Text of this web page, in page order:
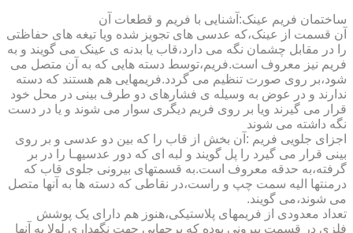
ساختمان فریم عینک:آشنایی با فریم و قطعات آن
آن قسمت از عینک،که عدسی های تجویز شده ویا تیغه های حفاظتی
را در مقابل چشمان نگه می دارد،قاب یا بدنه ی عینک می گویند و به
فریم نیز معروف است.فریم،توسط دسته هایی که به آن متصل می
شود،بر روی صورت تنظیم می گردد.فریمهایی هم هستند که دسته
ندارند و در عوض به وسیله ی فشارهای دو طرف بینی در محل خود
قرار می گیرند ویا بر روی فریم دیگری سوار می شوند و یا در دست
نگه داشته می شوند
اجزای جلویی فریم :آن بخش از قاب را که بین دو عدسی و بر روی
بینی قرار می گیرد را پل گویند و لبه ای که دور عدسیهـا را در بر
گرفته،به حدقه معروف است.به قسمتهای بیرونی جلوی قاب که
درمنتها الیه سمت چپ و راست،در نقاطی که دسته ها به آنها متصل
می شوند،می گویند.
تعداد معدودی از فریمهای پلاستیکی،هنوز هم دارای یک پوشش
فلزی در قسمت بیرونی بوده که پرچهایی جهت نگهداری لولا به آنها